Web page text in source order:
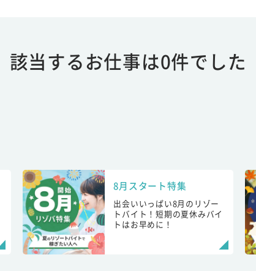
該当するお仕事は0件でした
8月スタート特集
出会いいっぱい8月のリゾー
トバイト！短期の夏休みバイ
トはお早めに！